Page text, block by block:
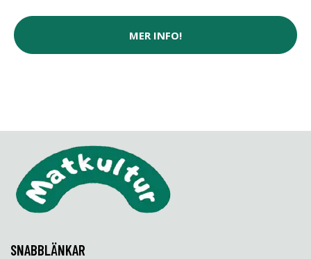
MER INFO!
SNABBLÄNKAR